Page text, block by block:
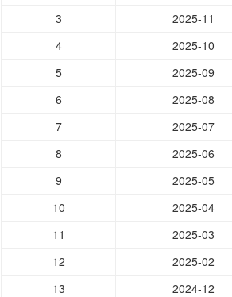
3
2025-11
4
2025-10
5
2025-09
6
2025-08
7
2025-07
8
2025-06
9
2025-05
10
2025-04
11
2025-03
12
2025-02
13
2024-12